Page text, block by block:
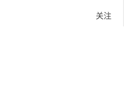
关注